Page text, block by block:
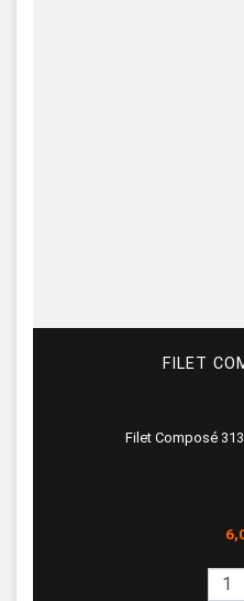
FILET
Filet Composé